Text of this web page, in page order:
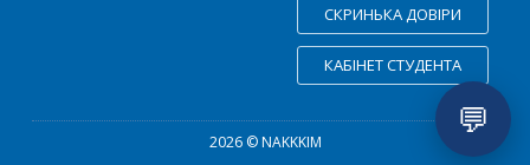
СКРИНЬКА ДОВІРИ
КАБІНЕТ СТУДЕНТА
2026 © NAKKKIM
💬